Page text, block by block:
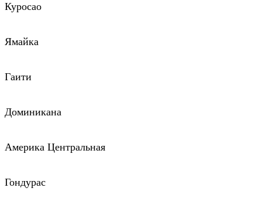
Куросао
Ямайка
Гаити
Доминикана
Америка Центральная
Гондурас